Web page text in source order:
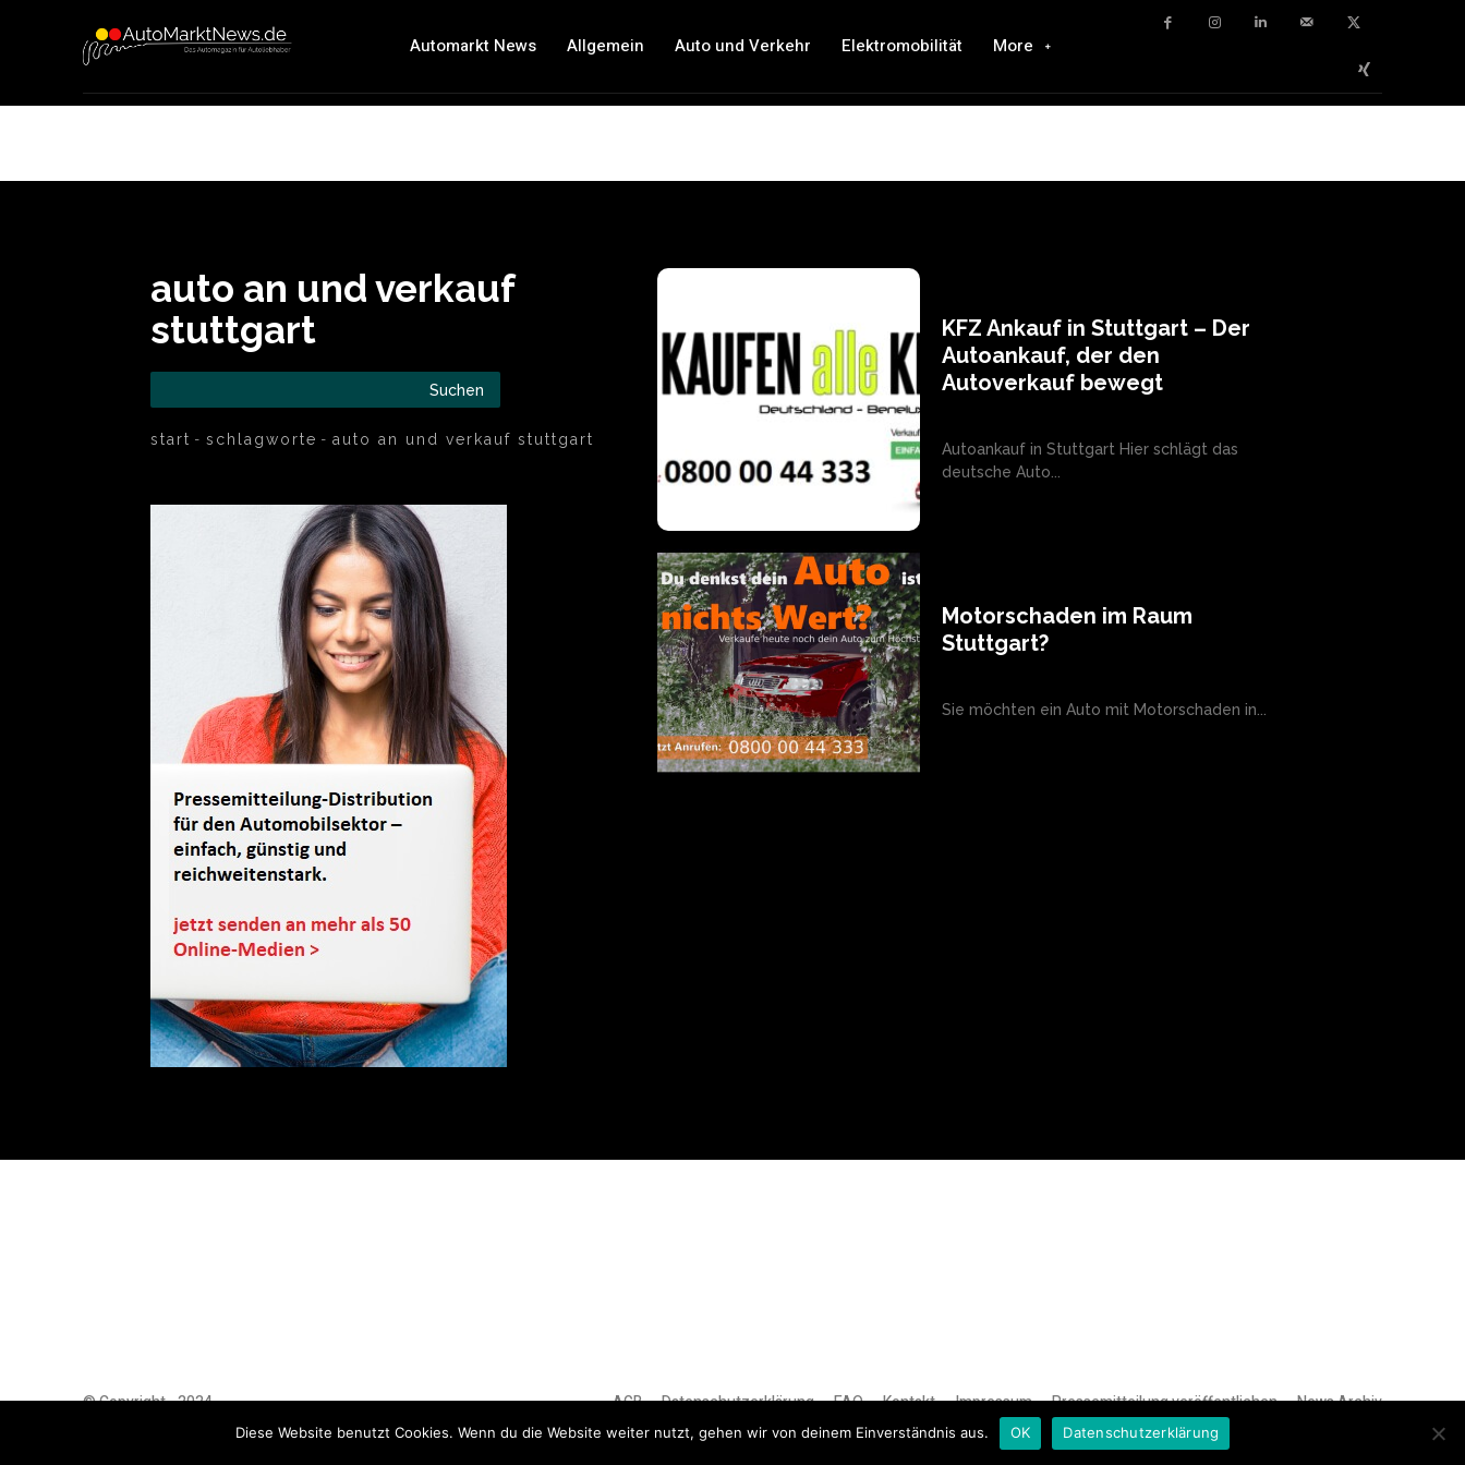
Automarkt News Allgemein Auto und Verkehr Elektromobilität More
auto an und verkauf
stuttgart
Suchen
start schlagworte auto an und verkauf stuttgart
KFZ Ankauf in Stuttgart – Der
Autoankauf, der den
Autoverkauf bewegt
Autoankauf in Stuttgart Hier schlägt das
deutsche Auto...
Motorschaden im Raum
Stuttgart?
Sie möchten ein Auto mit Motorschaden in...
© Copyright - 2024
AGB Datenschutzerklärung FAQ Kontakt Impressum Pressemitteilung veröffentlichen News Archiv
Diese Website benutzt Cookies. Wenn du die Website weiter nutzt, gehen wir von deinem Einverständnis aus. OK Datenschutzerklärung